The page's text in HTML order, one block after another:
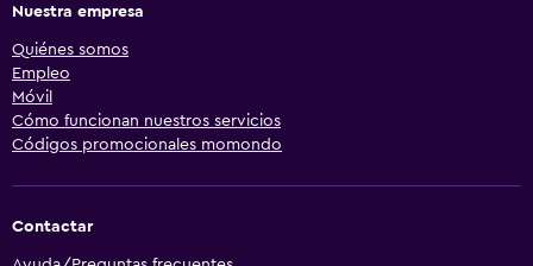
Nuestra empresa
Quiénes somos
Empleo
Móvil
Cómo funcionan nuestros servicios
Códigos promocionales momondo
Contactar